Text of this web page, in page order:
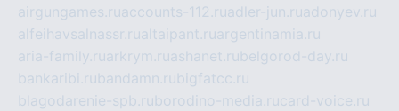
airgungames.ruaccounts-112.ruadler-jun.ruadonyev.ru
alfeihavsalnassr.rualtaipant.ruargentinamia.ru
aria-family.ruarkrym.ruashanet.rubelgorod-day.ru
bankaribi.rubandamn.rubigfatcc.ru
blagodarenie-spb.ruborodino-media.rucard-voice.ru